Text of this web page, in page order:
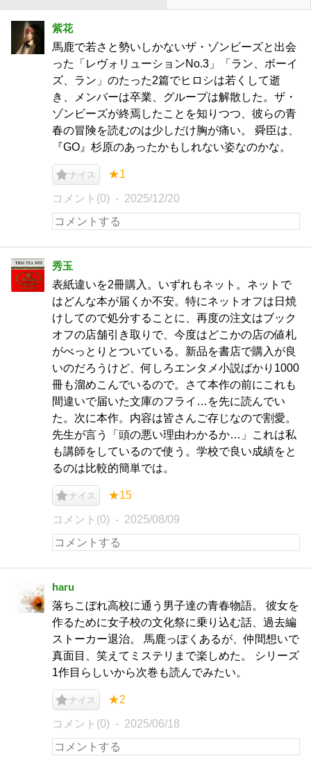
紫花
馬鹿で若さと勢いしかないザ・ゾンビーズと出会
った「レヴォリューションNo.3」「ラン、ボーイ
ズ、ラン」のたった2篇でヒロシは若くして逝
き、メンバーは卒業、グループは解散した。ザ・
ゾンビーズが終焉したことを知りつつ、彼らの青
春の冒険を読むのは少しだけ胸が痛い。 舜臣は、
『GO』杉原のあったかもしれない姿なのかな。
ナイス ★1
コメント(0) 2025/12/20
秀玉
表紙違いを2冊購入。いずれもネット。ネットで
はどんな本が届くか不安。特にネットオフは日焼
けしてので処分することに、再度の注文はブック
オフの店舗引き取りで、今度はどこかの店の値札
がべっとりとついている。新品を書店で購入が良
いのだろうけど、何しろエンタメ小説ばかり1000
冊も溜めこんでいるので。さて本作の前にこれも
間違いで届いた文庫のフライ…を先に読んでい
た。次に本作。内容は皆さんご存じなので割愛。
先生が言う「頭の悪い理由わかるか…」これは私
も講師をしているので使う。学校で良い成績をと
るのは比較的簡単では。
ナイス ★15
コメント(0) 2025/08/09
haru
落ちこぼれ高校に通う男子達の青春物語。 彼女を
作るために女子校の文化祭に乗り込む話、過去編
ストーカー退治。 馬鹿っぽくあるが、仲間想いで
真面目、笑えてミステリまで楽しめた。 シリーズ
1作目らしいから次巻も読んでみたい。
ナイス ★2
コメント(0) 2025/06/18